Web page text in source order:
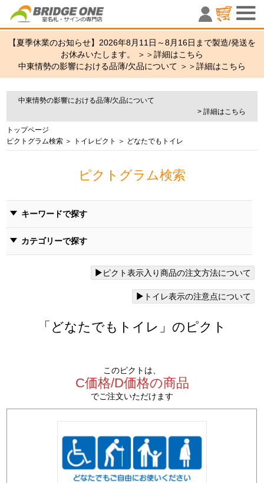
室名札・
【夏季休業のお知らせ】2026年8月11日～8月16日まで製造/発送を
お休みいたします。 ＞＞詳細はこちら
中東情勢の影響における品薄/欠品について ＞＞詳細はこちら
中東情勢の影響における品薄/欠品について
> 詳細はこちら
トップページ
ピクトグラム検索 ＞ トイレピクト ＞ どなたでもトイレ
ピクトグラム検索
キーワードで探す
カテゴリーで探す
ピクト表示入り商品の注文方法について
トイレ表示の注意点について
「どなたでもトイレ」のピクト
このピクトは、
C価格/D価格の商品
でご注文いただけます